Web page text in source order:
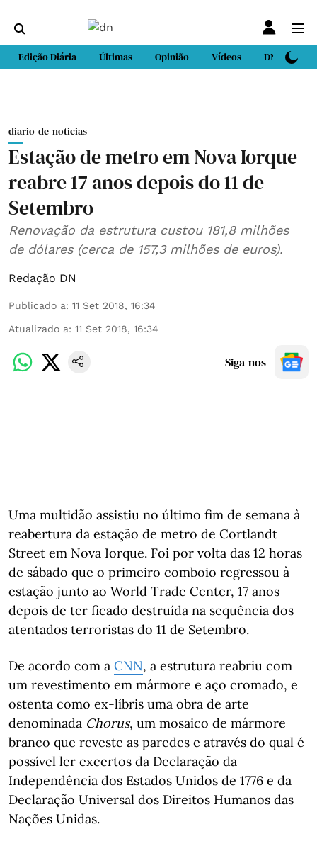
Edição Diária Últimas Opinião Vídeos DN Sport
diario-de-noticias
Estação de metro em Nova Iorque
reabre 17 anos depois do 11 de
Setembro
Renovação da estrutura custou 181,8 milhões
de dólares (cerca de 157,3 milhões de euros).
Redação DN
Publicado a: 11 Set 2018, 16:34
Atualizado a: 11 Set 2018, 16:34
Siga-nos
Uma multidão assistiu no último fim de semana à
reabertura da estação de metro de Cortlandt
Street em Nova Iorque. Foi por volta das 12 horas
de sábado que o primeiro comboio regressou à
estação junto ao World Trade Center, 17 anos
depois de ter ficado destruída na sequência dos
atentados terroristas do 11 de Setembro.
De acordo com a CNN, a estrutura reabriu com
um revestimento em mármore e aço cromado, e
ostenta como ex-líbris uma obra de arte
denominada Chorus, um mosaico de mármore
branco que reveste as paredes e através do qual é
possível ler excertos da Declaração da
Independência dos Estados Unidos de 1776 e da
Declaração Universal dos Direitos Humanos das
Nações Unidas.